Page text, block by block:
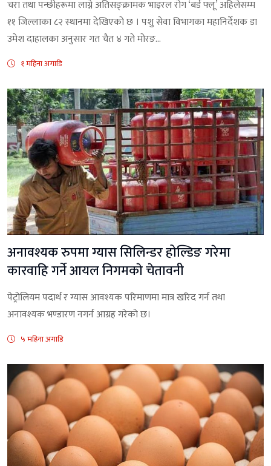
चरा तथा पन्छीहरूमा लाग्ने अतिसङ्क्रामक भाइरल रोग ‘बर्ड फ्लू’ अहिलेसम्म
११ जिल्लाका ८२ स्थानमा देखिएको छ । पशु सेवा विभागका महानिर्देशक डा
उमेश दाहालका अनुसार गत चैत ४ गते मोरङ...
१ महिना अगाडि
अनावश्यक रुपमा ग्यास सिलिन्डर होल्डिङ गरेमा
कारवाहि गर्ने आयल निगमकाे चेतावनी
पेट्रोलियम पदार्थ र ग्यास आवश्यक परिमाणमा मात्र खरिद गर्न तथा
अनावश्यक भण्डारण नगर्न आग्रह गरेकाे छ।
५ महिना अगाडि